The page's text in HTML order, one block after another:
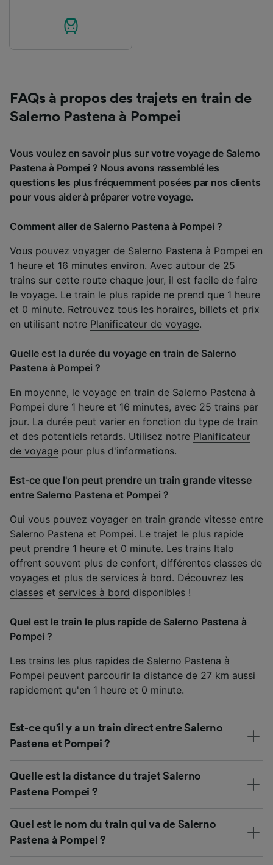
FAQs à propos des trajets en train de
Salerno Pastena à Pompei
Vous voulez en savoir plus sur votre voyage de Salerno
Pastena à Pompei ? Nous avons rassemblé les
questions les plus fréquemment posées par nos clients
pour vous aider à préparer votre voyage.
Comment aller de Salerno Pastena à Pompei ?
Vous pouvez voyager de Salerno Pastena à Pompei en
1 heure et 16 minutes environ. Avec autour de 25
trains sur cette route chaque jour, il est facile de faire
le voyage. Le train le plus rapide ne prend que 1 heure
et 0 minute. Retrouvez tous les horaires, billets et prix
en utilisant notre Planificateur de voyage.
Quelle est la durée du voyage en train de Salerno
Pastena à Pompei ?
En moyenne, le voyage en train de Salerno Pastena à
Pompei dure 1 heure et 16 minutes, avec 25 trains par
jour. La durée peut varier en fonction du type de train
et des potentiels retards. Utilisez notre Planificateur
de voyage pour plus d'informations.
Est-ce que l'on peut prendre un train grande vitesse
entre Salerno Pastena et Pompei ?
Oui vous pouvez voyager en train grande vitesse entre
Salerno Pastena et Pompei. Le trajet le plus rapide
peut prendre 1 heure et 0 minute. Les trains Italo
offrent souvent plus de confort, différentes classes de
voyages et plus de services à bord. Découvrez les
classes et services à bord disponibles !
Quel est le train le plus rapide de Salerno Pastena à
Pompei ?
Les trains les plus rapides de Salerno Pastena à
Pompei peuvent parcourir la distance de 27 km aussi
rapidement qu'en 1 heure et 0 minute.
Est-ce qu'il y a un train direct entre Salerno
Pastena et Pompei ?
Quelle est la distance du trajet Salerno
Pastena Pompei ?
Quel est le nom du train qui va de Salerno
Pastena à Pompei ?